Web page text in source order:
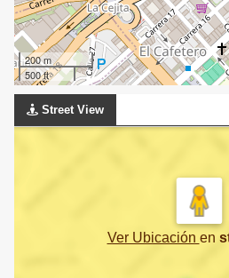
200 m
500 ft
Street View
Ver Ubicación en